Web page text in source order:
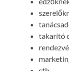
takarító